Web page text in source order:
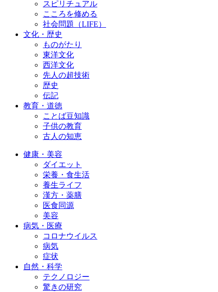
スピリチュアル
こころを修める
社会問題（LIFE）
文化・歴史
ものがたり
東洋文化
西洋文化
先人の超技術
歴史
伝記
教育・道徳
ことば豆知識
子供の教育
古人の知恵
健康・美容
ダイエット
栄養・食生活
養生ライフ
漢方・薬膳
医食同源
美容
病気・医療
コロナウイルス
病気
症状
自然・科学
テクノロジー
驚きの研究